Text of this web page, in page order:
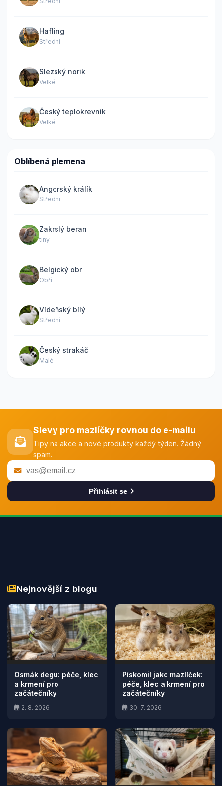
Hafling
Střední
Slezský norik
Velké
Český teplokrevník
Velké
Oblíbená plemena
Angorský králík
Střední
Zakrslý beran
tiny
Belgický obr
Obří
Vídeňský bílý
Střední
Český strakáč
Malé
Slevy pro mazlíčky rovnou do e-mailu
Tipy na akce a nové produkty každý týden. Žádný
spam.
Přihlásit se
Nejnovější z blogu
Osmák degu: péče, klec
a krmení pro
začátečníky
2. 8. 2026
Pískomil jako mazlíček:
péče, klec a krmení pro
začátečníky
30. 7. 2026